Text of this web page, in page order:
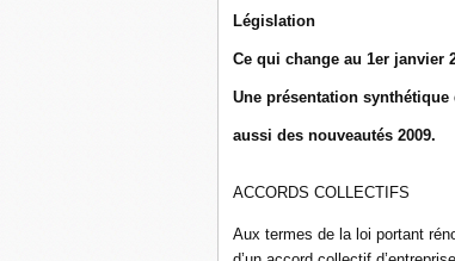
Législation
Ce qui change au 1er janvier
Une présentation
aussi des nouveautés 2009.
ACCORDS COLLECTIFS
Aux termes de la loi portant